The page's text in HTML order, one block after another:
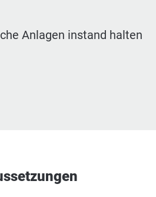
Anlagen instand halten